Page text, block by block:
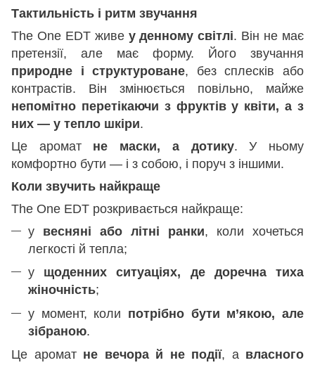
Тактильність і ритм звучання
The One EDT живе у денному світлі. Він не має
претензії, але має форму. Його звучання
природне і структуроване, без сплесків або
контрастів. Він змінюється повільно, майже
непомітно перетікаючи з фруктів у квіти, а з
них — у тепло шкіри.
Це аромат не маски, а дотику. У ньому
комфортно бути — і з собою, і поруч з іншими.
Коли звучить найкраще
The One EDT розкривається найкраще:
у весняні або літні ранки, коли хочеться
легкості й тепла;
у щоденних ситуаціях, де доречна тиха
жіночність;
у момент, коли потрібно бути м’якою, але
зібраною.
Це аромат не вечора й не події, а власного